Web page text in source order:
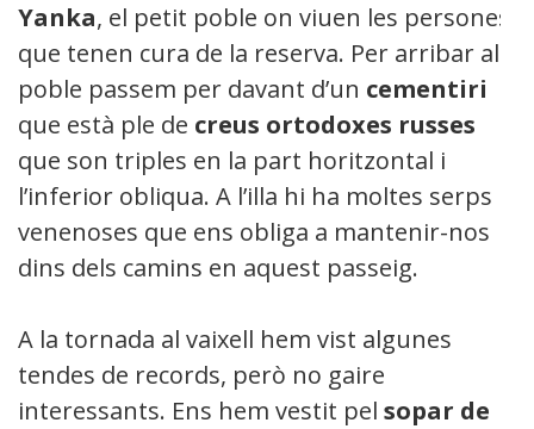
Yanka, el petit poble on viuen les persones
que tenen cura de la reserva. Per arribar al
poble passem per davant d’un cementiri
que està ple de creus ortodoxes russes
que son triples en la part horitzontal i
l’inferior obliqua. A l’illa hi ha moltes serps
venenoses que ens obliga a mantenir-nos
dins dels camins en aquest passeig.
A la tornada al vaixell hem vist algunes
tendes de records, però no gaire
interessants. Ens hem vestit pel sopar de